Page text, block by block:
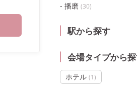
播磨 (30)
駅から探す
会場タイプから
ホテル (1)